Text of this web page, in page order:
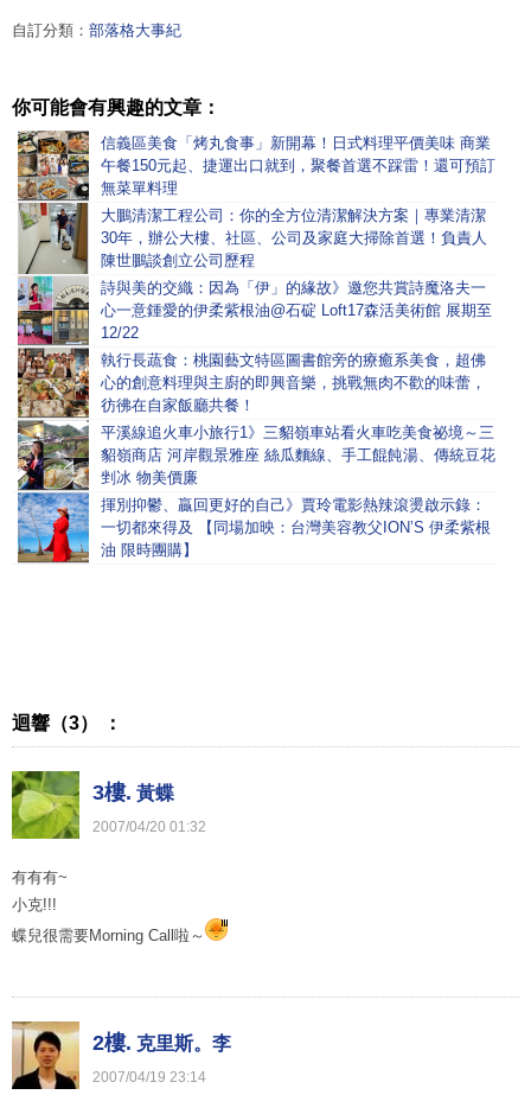
自訂分類： 部落格大事紀
你可能會有興趣的文章：
信義區美食「烤丸食事」新開幕！日式料理平價美味 商業
午餐150元起、捷運出口就到，聚餐首選不踩雷！還可預訂
無菜單料理
大鵬清潔工程公司：你的全方位清潔解決方案｜專業清潔
30年，辦公大樓、社區、公司及家庭大掃除首選！負責人
陳世鵬談創立公司歷程
詩與美的交織：因為「伊」的緣故》邀您共賞詩魔洛夫一
心一意鍾愛的伊柔紫根油@石碇 Loft17森活美術館 展期至
12/22
執行長蔬食：桃園藝文特區圖書館旁的療癒系美食，超佛
心的創意料理與主廚的即興音樂，挑戰無肉不歡的味蕾，
彷彿在自家飯廳共餐！
平溪線追火車小旅行1》三貂嶺車站看火車吃美食祕境～三
貂嶺商店 河岸觀景雅座 絲瓜麵線、手工餛飩湯、傳統豆花
剉冰 物美價廉
揮別抑鬱、贏回更好的自己》賈玲電影熱辣滾燙啟示錄：
一切都來得及 【同場加映：台灣美容教父ION’S 伊柔紫根
油 限時團購】
迴響（3） ：
3樓. 黃蝶
2007/04/20 01:32
有有有~
小克!!!
蝶兒很需要Morning Call啦～
2樓. 克里斯。李
2007/04/19 23:14